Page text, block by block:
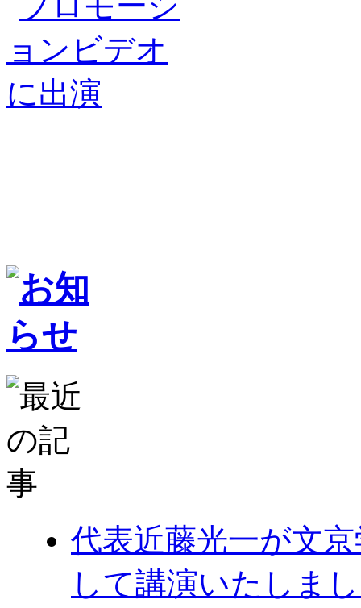
代表近藤光一が文
して講演いたしま